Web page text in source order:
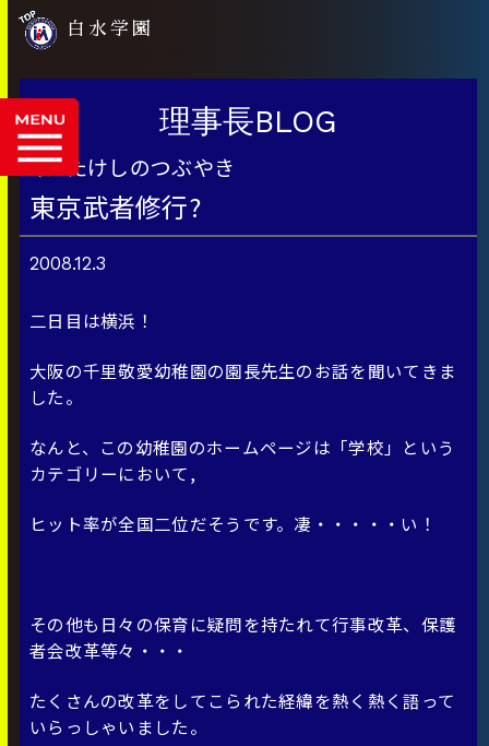
白水学園
理事長BLOG
たけしのつぶやき
東京武者修行?
2008.12.3
二日目は横浜！
大阪の千里敬愛幼稚園の園長先生のお話を聞いてきま
した。
なんと、この幼稚園のホームページは「学校」という
カテゴリーにおいて,
ヒット率が全国二位だそうです。凄・・・・・い！
その他も日々の保育に疑問を持たれて行事改革、保護
者会改革等々・・・
たくさんの改革をしてこられた経緯を熱く熱く語って
いらっしゃいました。